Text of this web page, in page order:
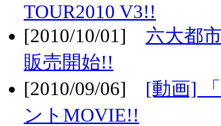
TOUR2010 V3!!
[2010/10/01] 六大都
販売開始!!
[2010/09/06] [動画]
ントMOVIE!!